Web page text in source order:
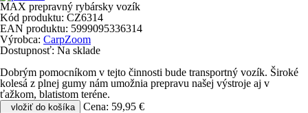
MAX prepravný rybársky vozík
Kód produktu: CZ6314
EAN produktu: 5999095336314
Výrobca: CarpZoom
Dostupnosť: Na sklade
Dobrým pomocníkom v tejto činnosti bude transportný vozík. Široké
kolesá z plnej gumy nám umožnia prepravu našej výstroje aj v
ťažkom, blatistom teréne.
vložiť do košíka Cena: 59,95 €